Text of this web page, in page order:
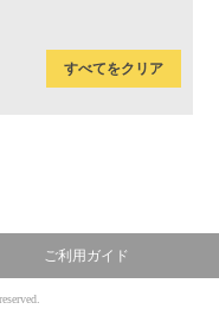
すべてをクリア
ご利用ガイド